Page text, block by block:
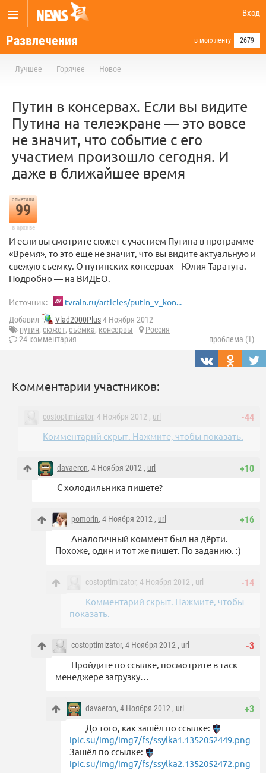
Вход
Развлечения в мою ленту 2679
Лучшее Горячее Новое
Путин в консервах. Если вы видите
Путина на телеэкране — это вовсе
не значит, что событие с его
участием произошло сегодня. И
даже в ближайшее время
отметили
99
в архиве
И если вы смотрите сюжет с участием Путина в программе
«Время», то это еще не значит, что вы видите актуальную и
свежую съемку. О путинских консервах – Юлия Таратута.
Подробно — на ВИДЕО.
Источник: tvrain.ru/articles/putin_v_kon...
Добавил Vlad2000Plus4 Ноября 2012
путин, сюжет, съёмка, консервы
Россия
24 комментария
проблема (1)
Комментарии участников:
-44
costoptimizator, 4 Ноября 2012 , url
Комментарий скрыт. Нажмите, чтобы показать.
+10
davaeron, 4 Ноября 2012 , url
С холодильника пишете?
+16
pomorin, 4 Ноября 2012 , url
Аналогичный коммент был на дёрти.
Похоже, один и тот же пишет. По заданию. :)
-14
costoptimizator, 4 Ноября 2012 , url
Комментарий скрыт. Нажмите, чтобы
показать.
-3
costoptimizator, 4 Ноября 2012 , url
Пройдите по ссылке, посмотрите в таск
менеджере загрузку…
+3
davaeron, 4 Ноября 2012 , url
До того, как зашёл по ссылке:
ipic.su/img/img7/fs/ssylka1.1352052449.png
Зашёл по ссылке:
ipic.su/img/img7/fs/ssylka2.1352052472.png